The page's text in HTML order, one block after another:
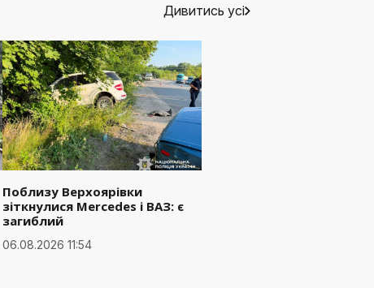
Дивитись усі
Поблизу Верхоярівки
зіткнулися Mercedes і ВАЗ: є
загиблий
06.08.2026 11:54